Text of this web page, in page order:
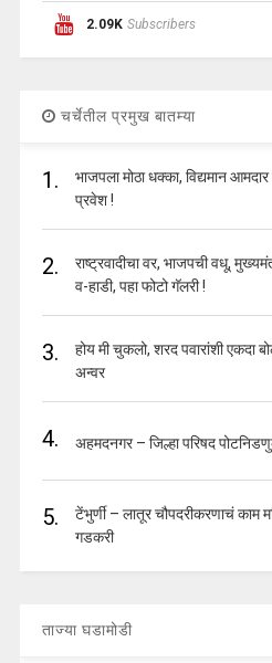
2.09K Subscribers
चर्चेतील प्रमुख बातम्या
1.
भाजपला मोठा धक्का, विद्यमान आमदार
प्रवेश !
2.
राष्ट्रवादीचा वर, भाजपची वधू,
व-हाडी, पहा फोटो गॅलरी !
3.
होय मी चुकलो, शरद पवारांशी एकदा
अन्वर
4. अहमदनगर – जिल्हा परिषद
5.
टेंभुर्णी – लातूर चौपदरीकरणाचं काम
गडकरी
ताज्या घडामोडी